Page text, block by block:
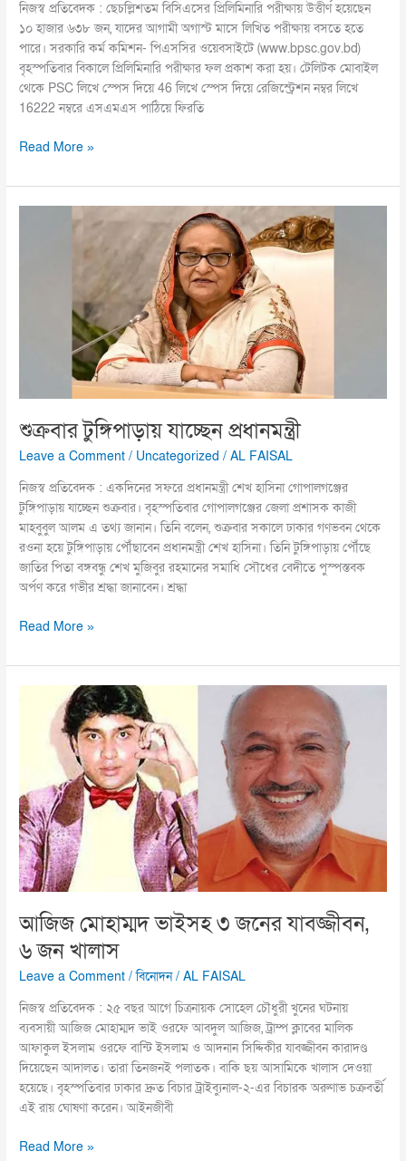
নিজস্ব প্রতিবেদক : ছেচল্লিশতম বিসিএসের প্রিলিমিনারি পরীক্ষায় উত্তীর্ণ হয়েছেন
১০ হাজার ৬৩৮ জন, যাদের আগামী অগাস্ট মাসে লিখিত পরীক্ষায় বসতে হতে
পারে। সরকারি কর্ম কমিশন- পিএসসির ওয়েবসাইটে (www.bpsc.gov.bd)
বৃহস্পতিবার বিকালে প্রিলিমিনারি পরীক্ষার ফল প্রকাশ করা হয়। টেলিটক মোবাইল
থেকে PSC লিখে স্পেস দিয়ে 46 লিখে স্পেস দিয়ে রেজিস্ট্রেশন নম্বর লিখে
16222 নম্বরে এসএমএস পাঠিয়ে ফিরতি
Read More »
শুক্রবার টুঙ্গিপাড়ায় যাচ্ছেন প্রধানমন্ত্রী
Leave a Comment / Uncategorized /AL FAISAL
নিজস্ব প্রতিবেদক : একদিনের সফরে প্রধানমন্ত্রী শেখ হাসিনা গোপালগঞ্জের
টুঙ্গিপাড়ায় যাচ্ছেন শুক্রবার। বৃহস্পতিবার গোপালগঞ্জের জেলা প্রশাসক কাজী
মাহবুবুল আলম এ তথ্য জানান। তিনি বলেন, শুক্রবার সকালে ঢাকার গণভবন থেকে
রওনা হয়ে টুঙ্গিপাড়ায় পৌঁছাবেন প্রধানমন্ত্রী শেখ হাসিনা। তিনি টুঙ্গিপাড়ায় পৌঁছে
জাতির পিতা বঙ্গবন্ধু শেখ মুজিবুর রহমানের সমাধি সৌধের বেদীতে পুস্পস্তবক
অর্পণ করে গভীর শ্রদ্ধা জানাবেন। শ্রদ্ধা
Read More »
আজিজ মোহাম্মদ ভাইসহ ৩ জনের যাবজ্জীবন,
৬ জন খালাস
Leave a Comment /বিনোদন/AL FAISAL
নিজস্ব প্রতিবেদক : ২৫ বছর আগে চিত্রনায়ক সোহেল চৌধুরী খুনের ঘটনায়
ব্যবসায়ী আজিজ মোহাম্মদ ভাই ওরফে আবদুল আজিজ, ট্রাম্প ক্লাবের মালিক
আফাকুল ইসলাম ওরফে বান্টি ইসলাম ও আদনান সিদ্দিকীর যাবজ্জীবন কারাদণ্ড
দিয়েছেন আদালত। তারা তিনজনই পলাতক। বাকি ছয় আসামিকে খালাস দেওয়া
হয়েছে। বৃহস্পতিবার ঢাকার দ্রুত বিচার ট্রাইব্যুনাল-২-এর বিচারক অরুণাভ চক্রবর্তী
এই রায় ঘোষণা করেন। আইনজীবী
মোহাম্মদ
যাবজ্জীবন,
৬
জন
খালাস
Read More »